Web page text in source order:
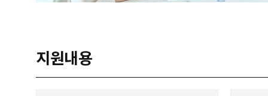
지원내용